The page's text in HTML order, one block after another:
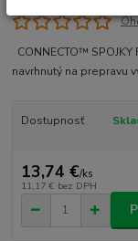
CONNECTO™
navrhnutý na prepravu
Dostupnosť
13,74 €/ks
11,17 € bez DPH